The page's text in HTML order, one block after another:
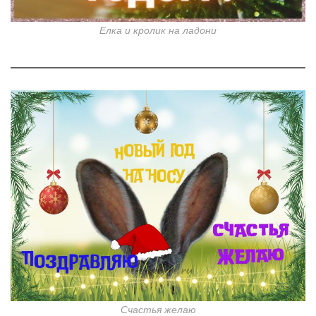
Елка и кролик на ладони
Счастья желаю